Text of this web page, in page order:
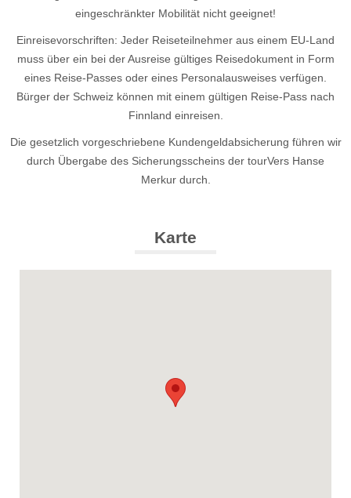
eingeschränkter Mobilität nicht geeignet!
Einreisevorschriften: Jeder Reiseteilnehmer aus einem EU-Land
muss über ein bei der Ausreise gültiges Reisedokument in Form
eines Reise-Passes oder eines Personalausweises verfügen.
Bürger der Schweiz können mit einem gültigen Reise-Pass nach
Finnland einreisen.
Die gesetzlich vorgeschriebene Kundengeldabsicherung führen wir
durch Übergabe des Sicherungsscheins der tourVers Hanse
Merkur durch.
Karte